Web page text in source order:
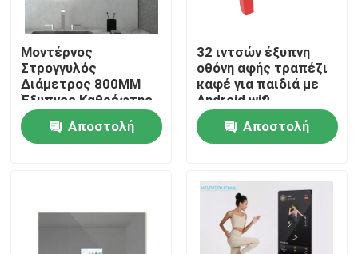
Μοντέρνος
Στρογγυλός
Διάμετρος 800MM
Έξυπνος Καθρέφτης
21.5 ίντσες
Τηλεόραση
Φωτιζόμενη Οθόνη
Mirror Design
Αποστολή
32 ιντσών έξυπνη
οθόνη αφής τραπέζι
καφέ για παιδιά με
Android wifi
Αποστολή